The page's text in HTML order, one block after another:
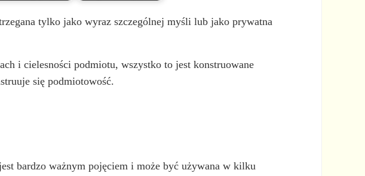
tylko jako wyraz szczególnej myśli lub jako prywatna
i cielesności podmiotu, wszystko to jest konstruowane
się podmiotowość.
bardzo ważnym pojęciem i może być używana w kilku